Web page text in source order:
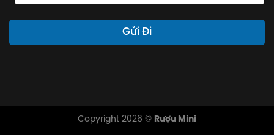
l
l
m
a
i
Gửi Đi
Copyright 2026 © Rượu Mini